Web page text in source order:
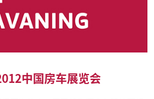
中国房车展览会